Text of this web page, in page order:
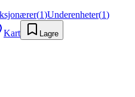
(1)Underenheter(1)
Kart Lagre